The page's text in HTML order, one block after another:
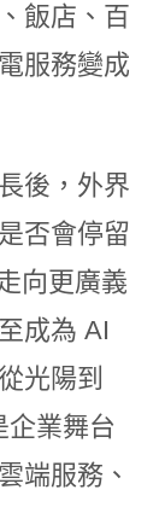
飯店、百
服務變成
後，外界
否會停留
向更廣義
成為 AI
光陽到
企業舞台
端服務、